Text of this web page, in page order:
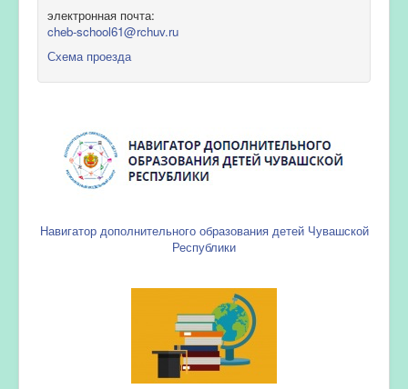
электронная почта:
cheb-school61@rchuv.ru
Схема проезда
Навигатор дополнительного образования детей Чувашской
Республики